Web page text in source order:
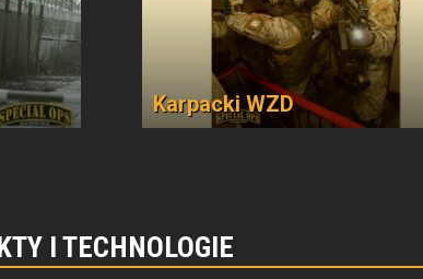
Karpacki WZD
I TECHNOLOGIE